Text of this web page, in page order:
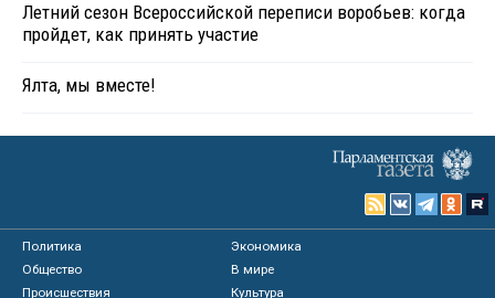
Летний сезон Всероссийской переписи воробьев: когда
пройдет, как принять участие
Ялта, мы вместе!
Политика
Экономика
Общество
В мире
Происшествия
Культура